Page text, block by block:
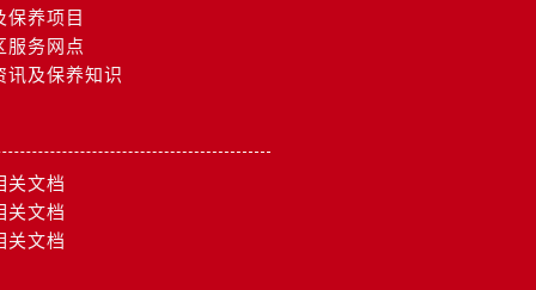
保养项目
服务网点
讯及保养知识
关文档
关文档
关文档